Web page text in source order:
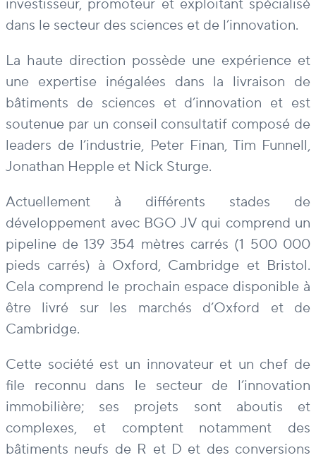
investisseur, promoteur et exploitant spécialisé
dans le secteur des sciences et de l’innovation.
La haute direction possède une expérience et
une expertise inégalées dans la livraison de
bâtiments de sciences et d’innovation et est
soutenue par un conseil consultatif composé de
leaders de l’industrie, Peter Finan, Tim Funnell,
Jonathan Hepple et Nick Sturge.
Actuellement à différents stades de
développement avec BGO JV qui comprend un
pipeline de 139 354 mètres carrés (1 500 000
pieds carrés) à Oxford, Cambridge et Bristol.
Cela comprend le prochain espace disponible à
être livré sur les marchés d’Oxford et de
Cambridge.
Cette société est un innovateur et un chef de
file reconnu dans le secteur de l’innovation
immobilière; ses projets sont aboutis et
complexes, et comptent notamment des
bâtiments neufs de R et D et des conversions